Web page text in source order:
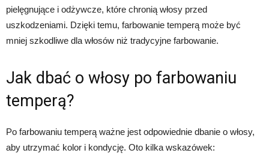
pielęgnujące i odżywcze, które chronią włosy przed
uszkodzeniami. Dzięki temu, farbowanie temperą może być
mniej szkodliwe dla włosów niż tradycyjne farbowanie.
Jak dbać o włosy po farbowaniu
temperą?
Po farbowaniu temperą ważne jest odpowiednie dbanie o włosy,
aby utrzymać kolor i kondycję. Oto kilka wskazówek: